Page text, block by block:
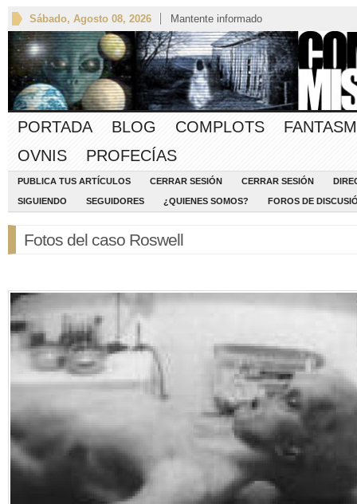
Sábado, Agosto 08, 2026 Mantente informado
PORTADA BLOG COMPLOTS
OVNIS
PROFECÍAS
PUBLICA TUS ARTÍCULOS CERRAR SESIÓN CERRAR SESIÓN
SIGUIENDO SEGUIDORES ¿QUIENES SOMOS? FOROS DE
Fotos del caso Roswell